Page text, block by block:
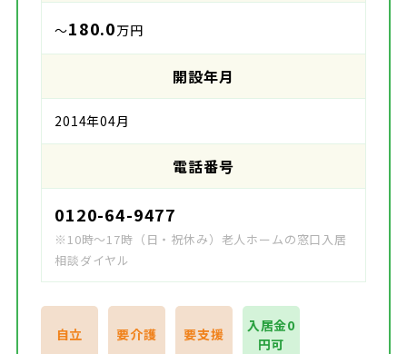
～180.0万円
開設年月
2014年04月
電話番号
0120-64-9477
※10時～17時（日・祝休み）老人ホームの窓口入居
相談ダイヤル
自立 要介護 要支援
入居金0
円可